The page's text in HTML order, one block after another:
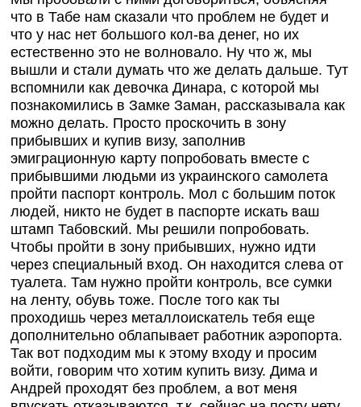
что в Табе нам сказали что проблем не будет и
что у нас нет большого кол-ва денег, но их
естественно это не волновало. Ну что ж, мы
вышли и стали думать что же делать дальше. Тут
вспомнили как девочка Динара, с которой мы
познакомились в Замке Заман, рассказывала как
можно делать. Просто проскочить в зону
прибывших и купив визу, заполнив
эмиграционную карту попробовать вместе с
прибывшими людьми из украинского самолета
пройти паспорт контроль. Мол с большим поток
людей, никто не будет в паспорте искать ваш
штамп Табовский. Мы решили попробовать.
Чтобы пройти в зону прибывших, нужно идти
через специальный вход. Он находится слева от
туалета. Там нужно пройти контроль, все сумки
на ленту, обувь тоже. После того как ты
проходишь через металлоискатель тебя еще
дополнительно облапывает работник аэропорта.
Так вот подходим мы к этому входу и просим
войти, говорим что хотим купить визу. Дима и
Андрей проходят без проблем, а вот меня